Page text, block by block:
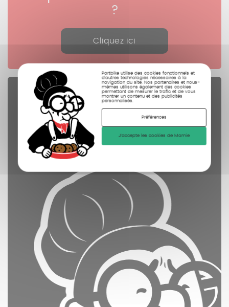
Partbike utilise des cookies fonctionnels et
d’autres technologies nécessaires à la
navigation du site. Nos partenaires et nous-
mêmes utilisons également des cookies
permettant de mesurer le trafic et de vous
montrer un contenu et des publicités
personnalisés.
Préférences
J'accepte les cookies de Mamie
?
Cliquez ici
Pièces Détachées
contrôlées
nettoyées
photographiées